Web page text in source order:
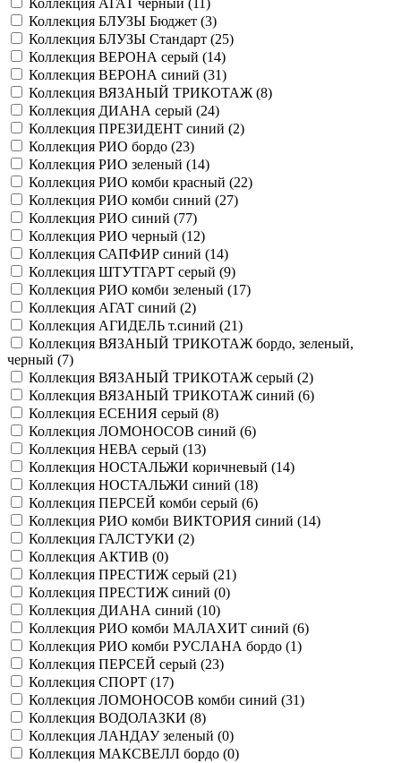
Коллекция АГАТ черный (
)
Коллекция БЛУЗЫ Бюджет (3)
Коллекция БЛУЗЫ Стандарт (25)
Коллекция ВЕРОНА серый (14)
Коллекция ВЕРОНА синий (31)
Коллекция ВЯЗАНЫЙ ТРИКОТАЖ (8)
Коллекция ДИАНА серый (24)
Коллекция ПРЕЗИДЕНТ синий (2)
Коллекция РИО бордо (23)
Коллекция РИО зеленый (14)
Коллекция РИО комби красный (22)
Коллекция РИО комби синий (27)
Коллекция РИО синий (77)
Коллекция РИО черный (12)
Коллекция САПФИР синий (14)
Коллекция ШТУТГАРТ серый (9)
Коллекция РИО комби зеленый (17)
Коллекция АГАТ синий (2)
Коллекция АГИДЕЛЬ т.синий (21)
Коллекция ВЯЗАНЫЙ ТРИКОТАЖ бордо, зеленый,
черный (7)
Коллекция ВЯЗАНЫЙ ТРИКОТАЖ серый (2)
Коллекция ВЯЗАНЫЙ ТРИКОТАЖ синий (6)
Коллекция ЕСЕНИЯ серый (8)
Коллекция ЛОМОНОСОВ синий (6)
Коллекция НЕВА серый (13)
Коллекция НОСТАЛЬЖИ коричневый (14)
Коллекция НОСТАЛЬЖИ синий (18)
Коллекция ПЕРСЕЙ комби серый (6)
Коллекция РИО комби ВИКТОРИЯ синий (14)
Коллекция ГАЛСТУКИ (2)
Коллекция АКТИВ (0)
Коллекция ПРЕСТИЖ серый (21)
Коллекция ПРЕСТИЖ синий (0)
Коллекция ДИАНА синий (10)
Коллекция РИО комби МАЛАХИТ синий (6)
Коллекция РИО комби РУСЛАНА бордо (1)
Коллекция ПЕРСЕЙ серый (23)
Коллекция СПОРТ (17)
Коллекция ЛОМОНОСОВ комби синий (31)
Коллекция ВОДОЛАЗКИ (8)
Коллекция ЛАНДАУ зеленый (0)
Коллекция МАКСВЕЛЛ бордо (0)